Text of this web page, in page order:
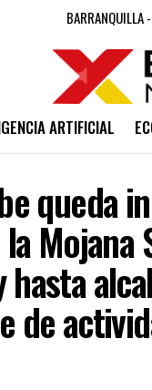
ARTIFICIAL
queda
Mojana
hasta
de